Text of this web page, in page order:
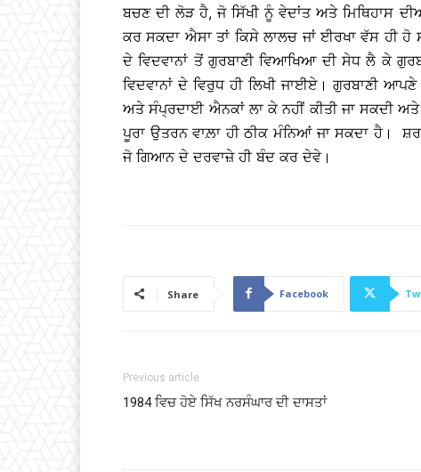
ਬਚਣ ਦੀ ਲੋੜ ਹੈ, ਜੋ ਸਿੱਖੀ ਨੂੰ ਵੇਦਾਂਤ ਅਤੇ ਮਿਥਿਹਾਸ
ਕਰ ਸਕਦਾ ਐਸਾ ਤਾਂ ਕਿਸੇ ਲਾਲਚ ਜਾਂ ਈਰਖਾ ਵੱਸ ਹੀ ਹੋ
ਦੇ ਵਿਦਵਾਨਾਂ ਤੋਂ ਗੁਰਬਾਣੀ ਵਿਆਖਿਆ ਦੀ ਸੇਧ ਲੈ ਕੇ
ਵਿਦਵਾਨਾਂ ਦੇ ਵਿਰੁਧ ਹੀ ਲਿਖੀ ਜਾਈਏ। ਗੁਰਬਾਣੀ
ਅਤੇ ਸੰਪ੍ਰਦਾਈ ਐਨਕਾਂ ਲਾ ਕੇ ਨਹੀਂ ਕੀਤੀ ਜਾ ਸਕਦੀ ਅਤੇ
ਪੂਰਾ ਉਤਰਨ ਵਾਲ਼ਾ ਹੀ ਠੀਕ ਮੰਨਿਆਂ ਜਾ ਸਕਦਾ ਹੈ।
ਜੋ ਗਿਆਨ ਦੇ ਦਰਵਾਜ਼ੇ ਹੀ ਬੰਦ ਕਰ ਦੇਵੇ।
Share Facebook
Previous article
1984 ਵਿਚ ਹੋਏ ਸਿੱਖ ਨਰਸੰਘਾਰ ਦੀ ਦਾਸਤਾਂ